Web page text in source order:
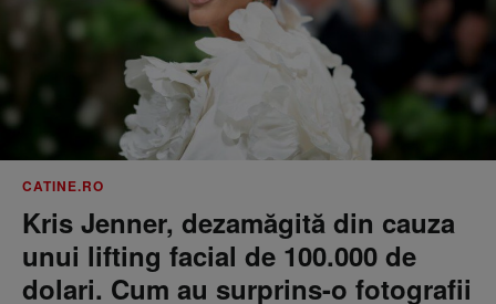
CATINE.RO
Kris Jenner, dezamăgită din cauza
unui lifting facial de 100.000 de
dolari. Cum au surprins-o fotografii